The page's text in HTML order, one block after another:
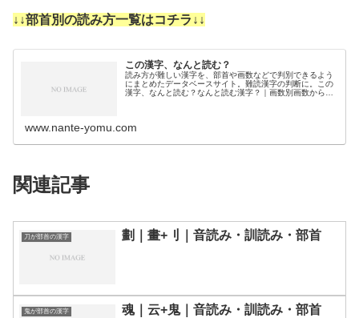
↓↓部首別の読み方一覧はコチラ↓↓
この漢字、なんと読む？
読み方が難しい漢字を、部首や画数などで判別できるよう
にまとめたデータベースサイト。難読漢字の判断に。この
漢字、なんと読む？なんと読む漢字？｜画数別画数から漢
www.nante-yomu.com
関連記事
刀が部首の漢字 劃｜畫+刂｜音読み・訓読み・部首
鬼が部首の漢字 魂｜云+鬼｜音読み・訓読み・部首